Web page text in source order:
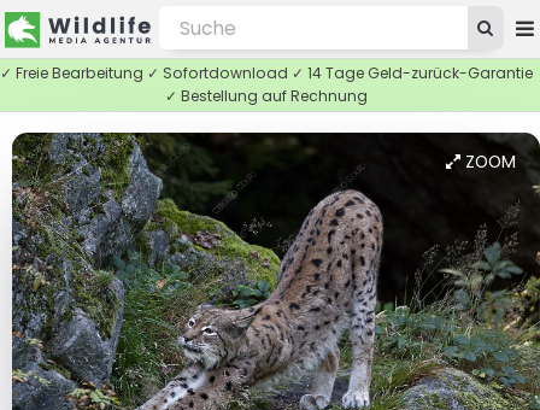
✓ Freie Bearbeitung ✓ Sofortdownload ✓ 14 Tage Geld-zurück-Garantie
✓ Bestellung auf Rechnung
ZOOM